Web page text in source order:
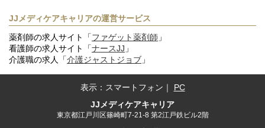
JJメディケアキャリアの運営サービス
薬剤師の求人サイト「ファゲット薬剤師 」
看護師の求人サイト「ナースJJ 」
介護職の求人「介護ジャストジョブ 」
表示： スマートフォン ｜ PC
JJメディケアキャリア
東京都江戸川区篠崎町7-21-8 第2江戸鉄ビル2階